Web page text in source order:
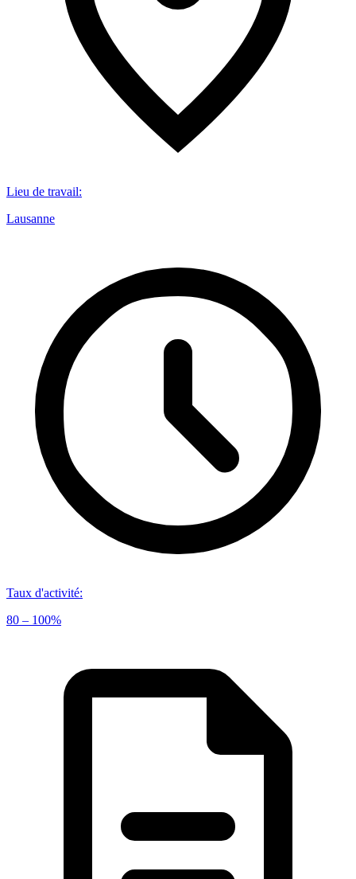
Lieu de travail:
Lausanne
Taux d'activité:
80 – 100%